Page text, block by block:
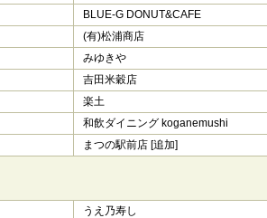
BLUE-G DONUT&CAFE
(有)松浦商店
みゆきや
吉田米穀店
楽土
和飲ダイニング koganemushi
まつの駅前店 [追加]
うえ乃寿し